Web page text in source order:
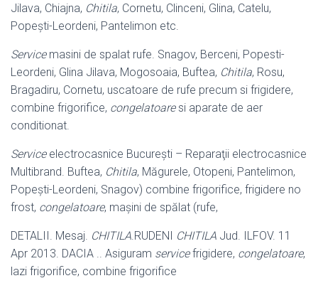
Jilava, Chiajna, Chitila, Cornetu, Clinceni, Glina, Catelu,
Popești-Leordeni, Pantelimon etc.
Servicemasini de spalat rufe. Snagov, Berceni, Popesti-
Leordeni, Glina Jilava, Mogosoaia, Buftea, Chitila, Rosu,
Bragadiru, Cornetu, uscatoare de rufe precum si frigidere,
combine frigorifice, congelatoaresi aparate de aer
conditionat.
Serviceelectrocasnice Bucureşti – Reparaţii electrocasnice
Multibrand. Buftea, Chitila, Măgurele, Otopeni, Pantelimon,
Popeşti-Leordeni, Snagov) combine frigorifice, frigidere no
frost, congelatoare, maşini de spălat (rufe,
DETALII. Mesaj. CHITILA .RUDENI CHITILA Jud. ILFOV. 11
Apr 2013. DACIA .. Asiguram servicefrigidere, congelatoare,
lazi frigorifice, combine frigorifice